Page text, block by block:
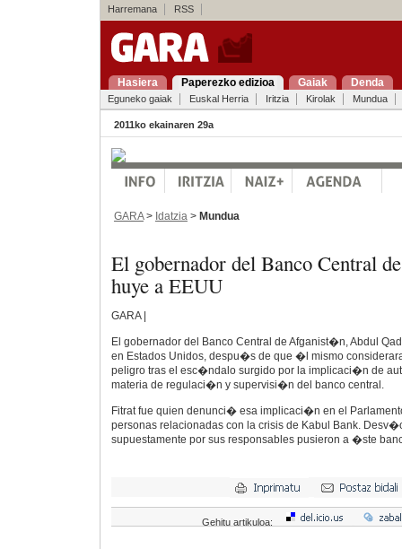
Harremana RSS
Hasiera Paperezko edizioa Gaiak Denda
Eguneko gaiak Euskal Herria Iritzia Kirolak Mundua
2011ko ekainaren 29a
GARA> Idatzia > Mundua
El gobernador del Banco Central
huye a EEUU
GARA |
El gobernador del Banco Central de Afganist�n, Abdul
en Estados Unidos, despu�s de que �l mismo
peligro tras el esc�ndalo surgido por la implicaci�n de
materia de regulaci�n y supervisi�n del banco central.
Fitrat fue quien denunci� esa implicaci�n en el
personas relacionadas con la crisis de Kabul Bank.
supuestamente por sus responsables pusieron a �ste
Gehitu artikuloa: